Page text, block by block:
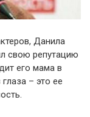
Данила
свою репутацию
его мама в
– это ее